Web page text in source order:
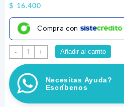
$ 16.400
Compra con
-
PRO
PLAN
C/N
156GR
cantidad
+ Añadir al carrito
Necesitas Ayuda?
Escríbenos